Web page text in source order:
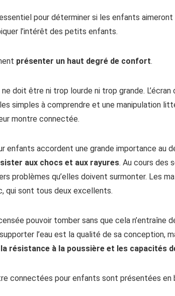
pour déterminer si les enfants
l’intérêt des petits enfants.
présenter un haut degré de confort.
doit être ni trop lourde ni trop grande.
simples à comprendre et une manipulation
montre connectée.
accordent une grande importance au
aux chocs et aux rayures. Au cours des
problèmes qu’elles doivent surmonter. Les
qui sont tous deux excellents.
pouvoir tomber sans que cela n’entraîne
l’eau est la qualité de sa conception,
la résistance à la poussière et les capacités
connectées pour enfants sont présentées en